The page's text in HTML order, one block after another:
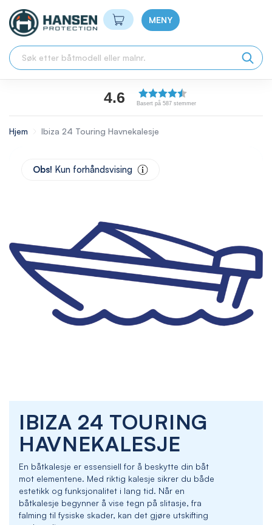
Min handlekurv
MENY
4.6 Basert på 587 stemmer
Hjem Ibiza 24 Touring Havnekalesje
IBIZA 24 TOURING
HAVNEKALESJE
En båtkalesje er essensiell for å beskytte din båt
mot elementene. Med riktig kalesje sikrer du både
estetikk og funksjonalitet i lang tid. Når en
båtkalesje begynner å vise tegn på slitasje, fra
falming til fysiske skader, kan det gjøre utskifting
Obs! Kun forhåndsvising
the
beginning
the
images
gallery